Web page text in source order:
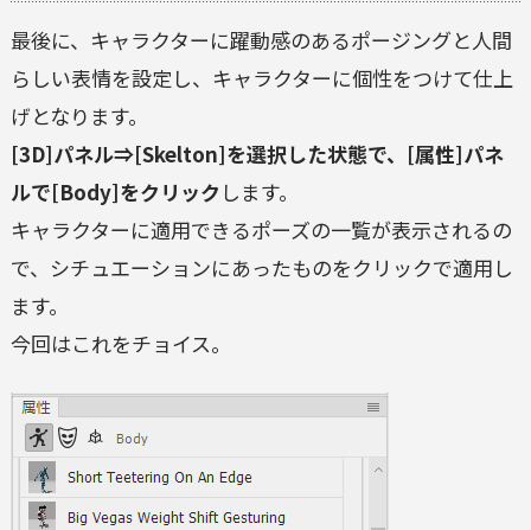
最後に、キャラクターに躍動感のあるポージングと人間
らしい表情を設定し、キャラクターに個性をつけて仕上
げとなります。
[3D]パネル⇒[Skelton]を選択した状態で、[属性]パネ
ルで[Body]をクリック します。
キャラクターに適用できるポーズの一覧が表示されるの
で、シチュエーションにあったものをクリックで適用し
ます。
今回はこれをチョイス。